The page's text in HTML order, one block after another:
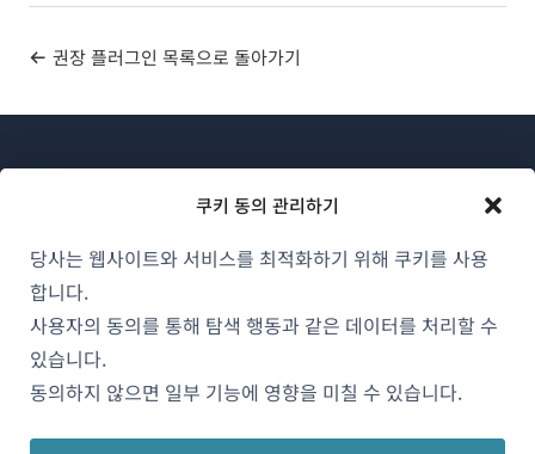
쿠키 동의 관리하기
당사는 웹사이트와 서비스를 최적화하기 위해 쿠키를 사용
합니다.
사용자의 동의를 통해 탐색 행동과 같은 데이터를 처리할 수
있습니다.
동의하지 않으면 일부 기능에 영향을 미칠 수 있습니다.
권장 플러그인 목록으로 돌아가기
WPML 소개
GDPR 및 개인정보 처리방침
창
(새
창
(새
창
(새
창